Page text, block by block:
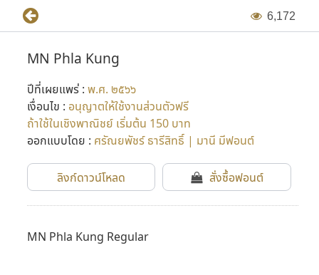
6,172
MN Phla Kung
ปีที่เผยแพร่ : พ.ศ. ๒๕๖๖
เงื่อนไข : อนุญาตให้ใช้งานส่วนตัวฟรี
ถ้าใช้ในเชิงพาณิชย์ เริ่มต้น 150 บาท
ออกแบบโดย : ศรัณยพัชร์ ธารีสิทธิ์ | มานี มีฟอนต์
ลิงก์ดาวน์โหลด สั่งซื้อฟอนต์
MN Phla Kung Regular